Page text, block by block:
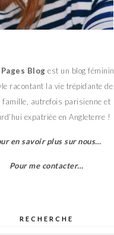
Blog est un blog féminin
racontant la vie trépidante de
famille, autrefois parisienne et
expatriée en Angleterre !
en savoir plus sur nous…
Pour me contacter…
RECHERCHE